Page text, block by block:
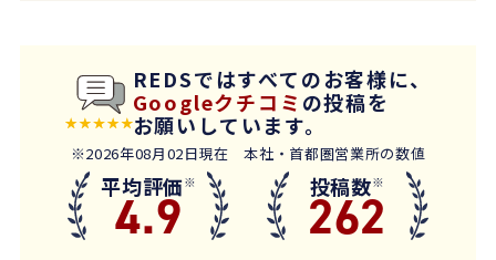
REDSではすべてのお客様に、
Googleクチコミ の投稿を
お願いしています。
※2026年08月02日現在 本社・首都圏営業所の数値
平均評価※
4.9 投稿数※
262